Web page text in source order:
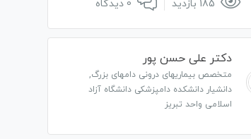
دکتر علی حسن پور
متخصص بیماریهای درونی دامهای بزرگ,
دانشیار دانشکده دامپزشکی دانشگاه آزاد
اسلامی واحد تبریز